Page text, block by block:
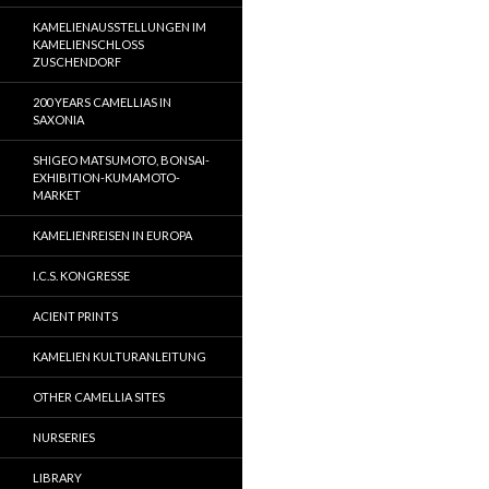
KAMELIENAUSSTELLUNGEN IM
KAMELIENSCHLOSS
ZUSCHENDORF
200 YEARS CAMELLIAS IN
SAXONIA
SHIGEO MATSUMOTO, BONSAI-
EXHIBITION-KUMAMOTO-
MARKET
KAMELIENREISEN IN EUROPA
I.C.S. KONGRESSE
ACIENT PRINTS
KAMELIEN KULTURANLEITUNG
OTHER CAMELLIA SITES
NURSERIES
LIBRARY